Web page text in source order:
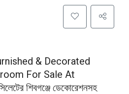
& Decorated
For Sale At
শিবগঞ্জে ডেকোরেশনসহ